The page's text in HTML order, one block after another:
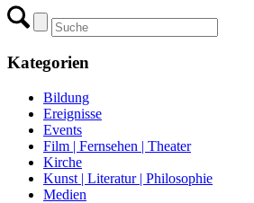
Kategorien
Bildung
Ereignisse
Events
Film | Fernsehen | Theater
Kirche
Kunst | Literatur | Philosophie
Medien